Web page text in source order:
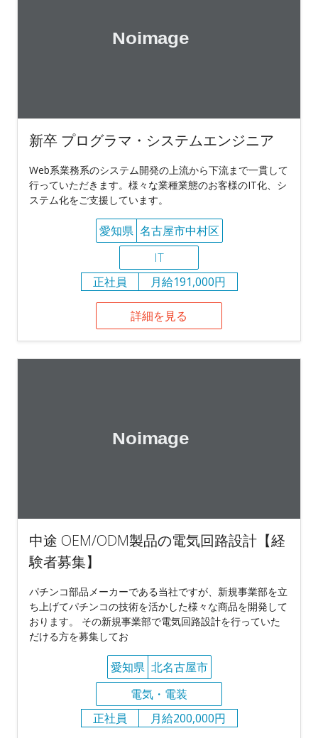
新卒 プログラマ・システムエンジニア
Web系業務系のシステム開発の上流から下流まで一貫して
行っていただきます。様々な業種業態のお客様のIT化、シ
ステム化をご支援しています。
愛知県 名古屋市中村区
IT
正社員
月給191,000円
詳細を見る
中途 OEM/ODM製品の電気回路設計【経
験者募集】
パチンコ部品メーカーである当社ですが、新規事業部を立
ち上げてパチンコの技術を活かした様々な商品を開発して
おります。 その新規事業部で電気回路設計を行っていた
だける方を募集してお
愛知県 北名古屋市
電気・電装
正社員
月給200,000円